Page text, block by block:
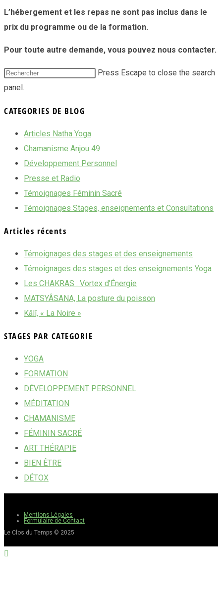
L’hébergement et les repas ne sont pas inclus dans le
prix du programme ou de la formation.
Pour toute autre demande, vous pouvez nous contacter.
Press Escape to close the search
panel.
CATEGORIES DE BLOG
Articles Natha Yoga
Chamanisme Anjou 49
Développement Personnel
Presse et Radio
Témoignages Féminin Sacré
Témoignages Stages, enseignements et Consultations
Articles récents
Témoignages des stages et des enseignements
Témoignages des stages et des enseignements Yoga
Les CHAKRAS : Vortex d’Énergie
MATSYÂSANA, La posture du poisson
Kâlî, « La Noire »
STAGES PAR CATEGORIE
YOGA
FORMATION
DÉVELOPPEMENT PERSONNEL
MÉDITATION
CHAMANISME
FÉMININ SACRÉ
ART THÉRAPIE
BIEN ÊTRE
DÉTOX
Mentions Légales
Formulaire de Contact
Le Clos du Temps © 2025